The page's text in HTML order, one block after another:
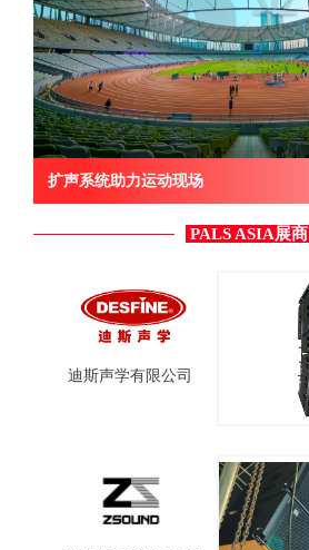
扩声系统助力运动现场
PALS ASIA展商
迪斯声学有限公司